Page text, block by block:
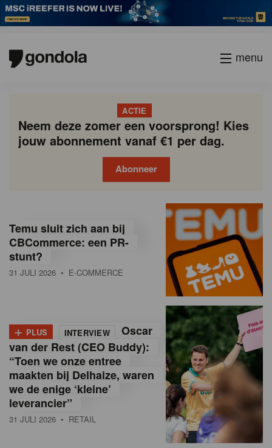
menu
ACTIE
Neem deze zomer een voorsprong! Kies
jouw abonnement vanaf €1 per dag.
Abonneer
o
n
d
a
M
a
g
a
Temu sluit zich aan bij
CBCommerce: een PR-
stunt?
31 JULI 2026 • E-COMMERCE
+ PLUS INTERVIEW
Oscar
van der Rest (CEO Buddy):
“Toen we onze entree
maakten bij Delhaize, waren
we de enige ‘kleine’
leverancier”
31 JULI 2026 • RETAIL